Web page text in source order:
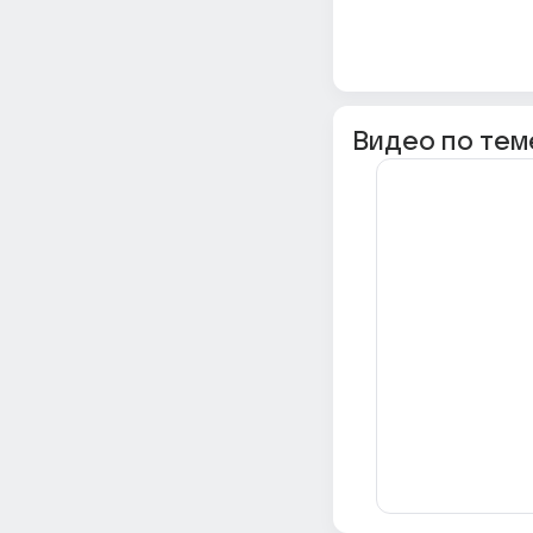
Видео по